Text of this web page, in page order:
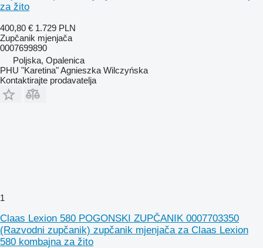
za žito
400,80 € 1.729 PLN
Zupčanik mjenjača
0007699890
Poljska, Opalenica
PHU "Karetina" Agnieszka Wilczyńska
Kontaktirajte prodavatelja
1
Claas Lexion 580 POGONSKI ZUPČANIK 0007703350
(Razvodni zupčanik) zupčanik mjenjača za Claas Lexion
580 kombajna za žito